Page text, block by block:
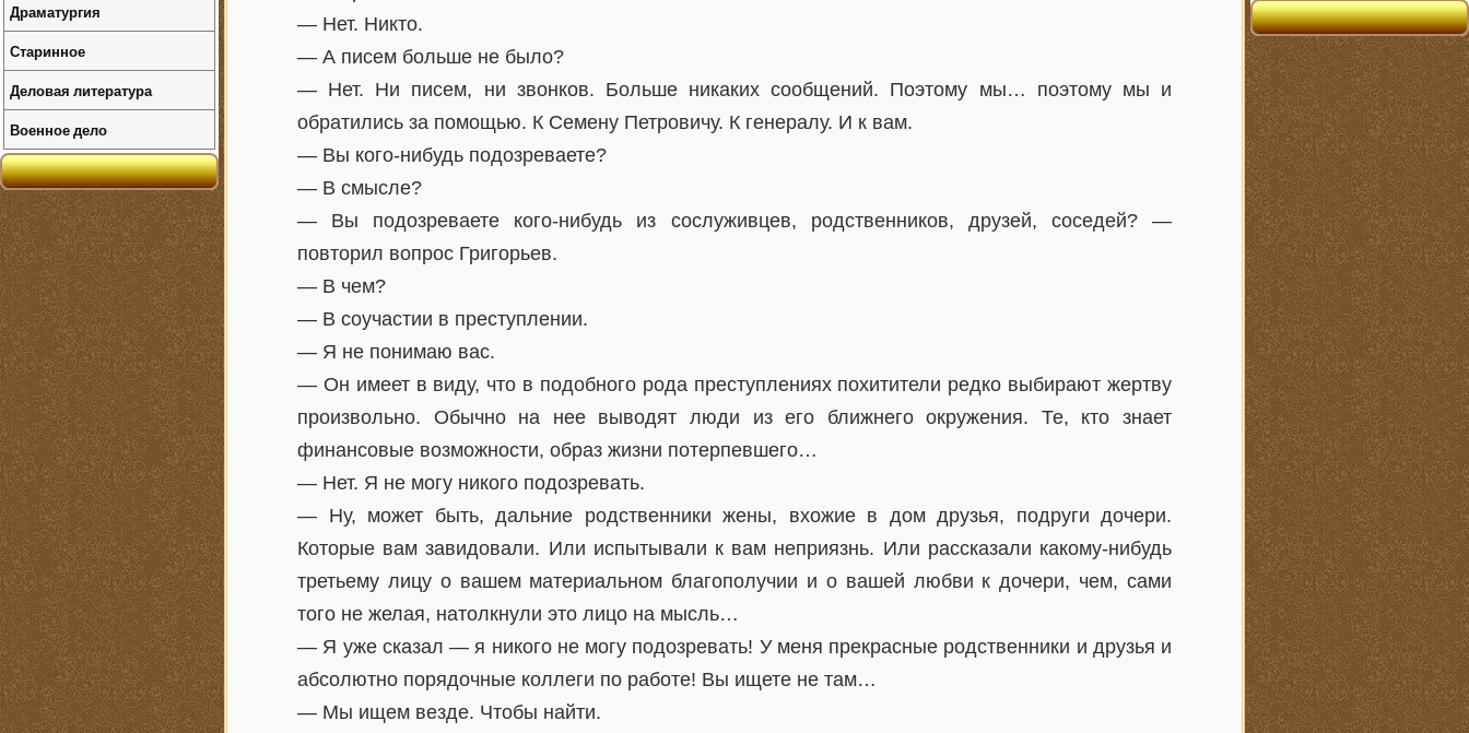
— Нет. Никто.
— А писем больше не было?
— Нет. Ни писем, ни звонков. Больше никаких сообщений. Поэтому мы… поэтому мы и
обратились за помощью. К Семену Петровичу. К генералу. И к вам.
— Вы кого-нибудь подозреваете?
— В смысле?
— Вы подозреваете кого-нибудь из сослуживцев, родственников, друзей, соседей? —
повторил вопрос Григорьев.
— В чем?
— В соучастии в преступлении.
— Я не понимаю вас.
— Он имеет в виду, что в подобного рода преступлениях похитители редко выбирают жертву
произвольно. Обычно на нее выводят люди из его ближнего окружения. Те, кто знает
финансовые возможности, образ жизни потерпевшего…
— Нет. Я не могу никого подозревать.
— Ну, может быть, дальние родственники жены, вхожие в дом друзья, подруги дочери.
Которые вам завидовали. Или испытывали к вам неприязнь. Или рассказали какому-нибудь
третьему лицу о вашем материальном благополучии и о вашей любви к дочери, чем, сами
того не желая, натолкнули это лицо на мысль…
— Я уже сказал — я никого не могу подозревать! У меня прекрасные родственники и друзья и
абсолютно порядочные коллеги по работе! Вы ищете не там…
— Мы ищем везде. Чтобы найти.
Драматургия
Старинное
Деловая литература
Военное дело